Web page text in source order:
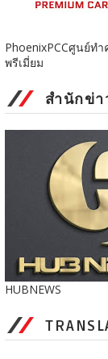
PhoenixPCCศูนย์ท
พรีเมี่ยม
สำนักข่า
HUBNEWS